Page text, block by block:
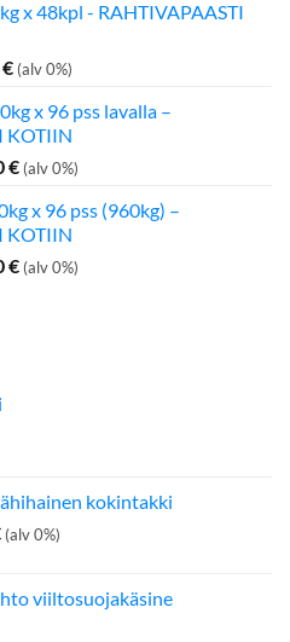
on:
x 48kpl - RAHTIVAPAASTI
€Nykyinen
on:
142,50 €.
(alv 0%)
x 96 pss lavalla –
KOTIIN
€ (alv 0%)
x 96 pss (960kg) –
KOTIIN
€ (alv 0%)
kokintakki
Hintaluokka:
25,60 €
(alv 0%)
viiltosuojakäsine